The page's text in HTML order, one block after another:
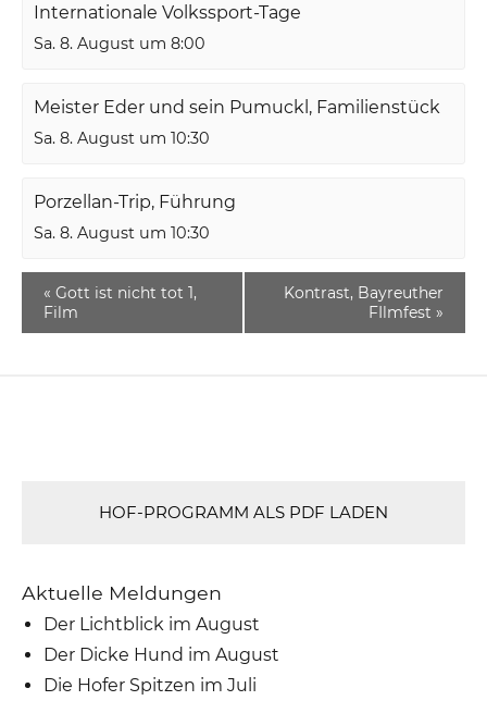
Internationale Volkssport-Tage
Sa. 8. August um 8:00
Meister Eder und sein Pumuckl, Familienstück
Sa. 8. August um 10:30
Porzellan-Trip, Führung
Sa. 8. August um 10:30
« Gott ist nicht tot 1,
Film
Kontrast, Bayreuther
FIlmfest »
HOF-PROGRAMM ALS PDF LADEN
Aktuelle Meldungen
Der Lichtblick im August
Der Dicke Hund im August
Die Hofer Spitzen im Juli